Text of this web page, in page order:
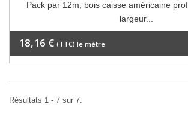
Pack par 12m, bois caisse américaine
largeur...
18,16 € (TTC) le mètre
Résultats 1 - 7 sur 7.